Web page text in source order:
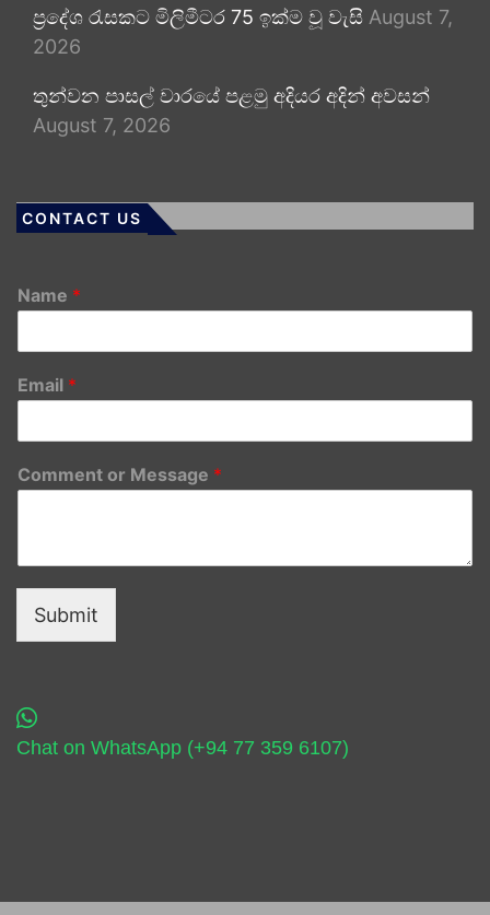
ප්‍රදේශ රැසකට මිලිමීටර 75 ඉක්ම වූ වැසි August 7,
2026
තුන්වන පාසල් වාරයේ පළමු අදියර අදින් අවසන්
August 7, 2026
CONTACT US
Name *
Email *
Comment or Message *
Submit
Chat on WhatsApp (+94 77 359 6107)